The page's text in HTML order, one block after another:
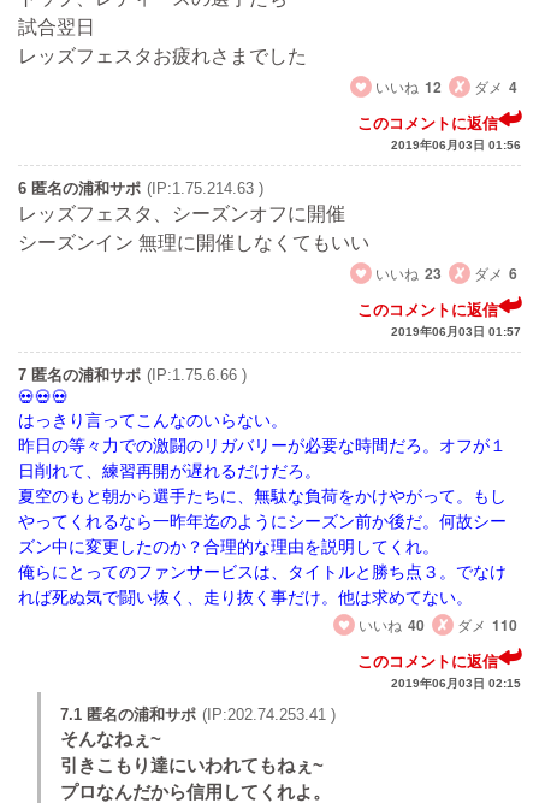
試合翌日
レッズフェスタお疲れさまでした
いいね 12 ダメ 4
このコメントに返信
2019年06月03日 01:56
6 匿名の浦和サポ (IP:1.75.214.63 )
レッズフェスタ、シーズンオフに開催
シーズンイン 無理に開催しなくてもいい
いいね 23 ダメ 6
このコメントに返信
2019年06月03日 01:57
7 匿名の浦和サポ (IP:1.75.6.66 )
はっきり言ってこんなのいらない。
昨日の等々力での激闘のリガバリーが必要な時間だろ。オフが１
日削れて、練習再開が遅れるだけだろ。
夏空のもと朝から選手たちに、無駄な負荷をかけやがって。もし
やってくれるなら一昨年迄のようにシーズン前か後だ。何故シー
ズン中に変更したのか？合理的な理由を説明してくれ。
俺らにとってのファンサービスは、タイトルと勝ち点３。でなけ
れば死ぬ気で闘い抜く、走り抜く事だけ。他は求めてない。
いいね 40 ダメ 110
このコメントに返信
2019年06月03日 02:15
7.1 匿名の浦和サポ (IP:202.74.253.41 )
そんなねぇ~
引きこもり達にいわれてもねぇ~
プロなんだから信用してくれよ。